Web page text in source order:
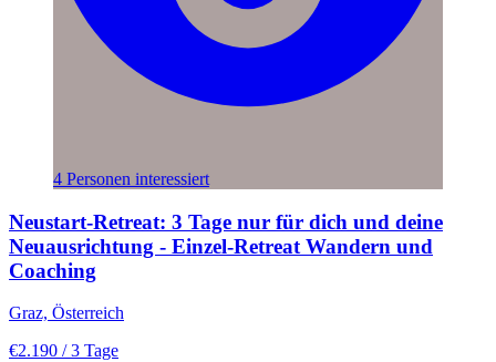
4 Personen interessiert
Neustart-Retreat: 3 Tage nur für dich und deine
Neuausrichtung - Einzel-Retreat Wandern und
Coaching
Graz, Österreich
€2.190 / 3 Tage